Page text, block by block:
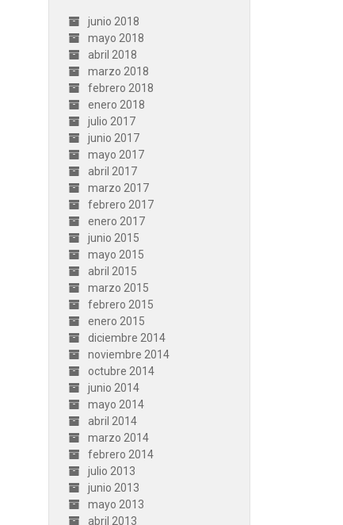
junio 2018
mayo 2018
abril 2018
marzo 2018
febrero 2018
enero 2018
julio 2017
junio 2017
mayo 2017
abril 2017
marzo 2017
febrero 2017
enero 2017
junio 2015
mayo 2015
abril 2015
marzo 2015
febrero 2015
enero 2015
diciembre 2014
noviembre 2014
octubre 2014
junio 2014
mayo 2014
abril 2014
marzo 2014
febrero 2014
julio 2013
junio 2013
mayo 2013
abril 2013